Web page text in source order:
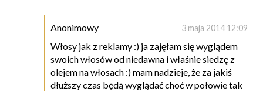
Anonimowy 3 maja 2014 12:09
Włosy jak z reklamy :) ja zajęłam się wyglądem
swoich włosów od niedawna i właśnie siedzę z
olejem na włosach :) mam nadzieje, że za jakiś
dłuższy czas będą wyglądać choć w połowie tak